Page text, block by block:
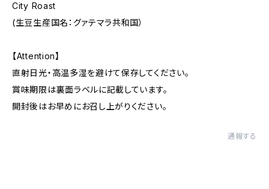
City Roast
(生豆生産国名：グァテマラ共和国）
【Attention】
直射日光・高温多湿を避けて保存してください。
賞味期限は裏面ラベルに記載しています。
開封後はお早めにお召し上がりください。
通報する